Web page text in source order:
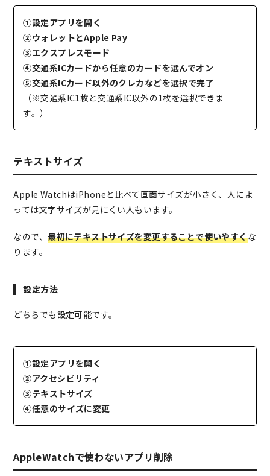
①設定アプリを開く
②ウォレットとApple Pay
③エクスプレスモード
④交通系ICカードから任意のカードを選んでオン
⑤交通系ICカード以外のクレカなどを選択で完了
（※交通系IC1枚と交通系IC以外の1枚を選択できま
す。）
テキストサイズ
Apple WatchはiPhoneと比べて画面サイズが小さく、人によ
っては文字サイズが見にくい人もいます。
なので、最初にテキストサイズを変更することで使いやすくな
ります。
設定方法
どちらでも設定可能です。
①設定アプリを開く
②アクセシビリティ
③テキストサイズ
④任意のサイズに変更
AppleWatchで使わないアプリ削除